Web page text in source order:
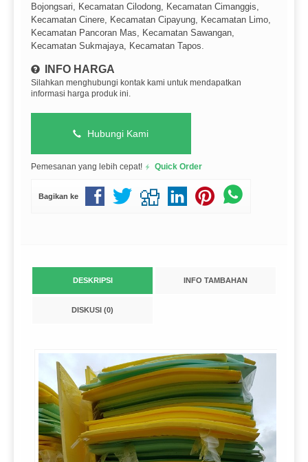
Bojongsari, Kecamatan Cilodong, Kecamatan Cimanggis,
Kecamatan Cinere, Kecamatan Cipayung, Kecamatan Limo,
Kecamatan Pancoran Mas, Kecamatan Sawangan,
Kecamatan Sukmajaya, Kecamatan Tapos.
INFO HARGA
Silahkan menghubungi kontak kami untuk mendapatkan
informasi harga produk ini.
Hubungi Kami
Pemesanan yang lebih cepat! Quick Order
Bagikan ke
DESKRIPSI INFO TAMBAHAN
DISKUSI (0)